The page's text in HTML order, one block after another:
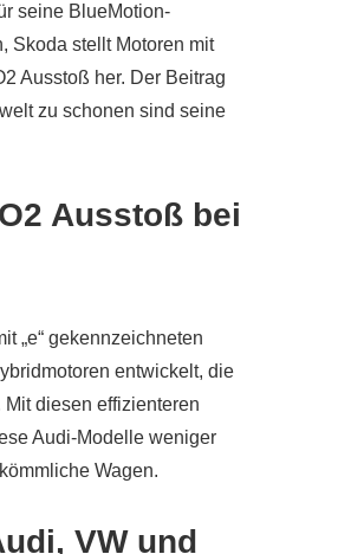
seine BlueMotion-
Skoda stellt Motoren mit
Ausstoß her. Der Beitrag
zu schonen sind seine
Ausstoß bei
„e“ gekennzeichneten
entwickelt, die
diesen effizienteren
Audi-Modelle weniger
Wagen.
VW und